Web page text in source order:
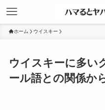
ホーム ウイスキー
ウイスキーに多い
ール語との関係か